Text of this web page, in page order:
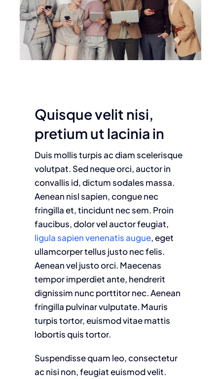
Quisque velit nisi,
pretium ut lacinia in
Duis mollis turpis ac diam scelerisque
volutpat. Sed neque orci, auctor in
convallis id, dictum sodales massa.
Aenean nisl sapien, congue nec
fringilla et, tincidunt nec sem. Proin
faucibus, dolor vel auctor feugiat,
ligula sapien venenatis augue, eget
ullamcorper tellus justo nec felis.
Aenean vel justo orci. Maecenas
tempor imperdiet ante, hendrerit
dignissim nunc porttitor nec. Aenean
fringilla pulvinar vulputate. Mauris
turpis tortor, euismod vitae mattis
lobortis quis tortor.
Suspendisse quam leo, consectetur
ac nisi non, feugiat euismod velit.